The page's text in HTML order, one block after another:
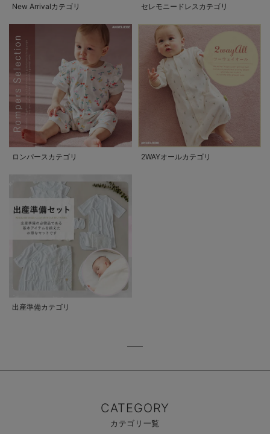
New Arrivalカテゴリ セレモニードレスカテゴリ
ロンパースカテゴリ 2WAYオールカテゴリ
出産準備カテゴリ
CATEGORY
カテゴリ一覧